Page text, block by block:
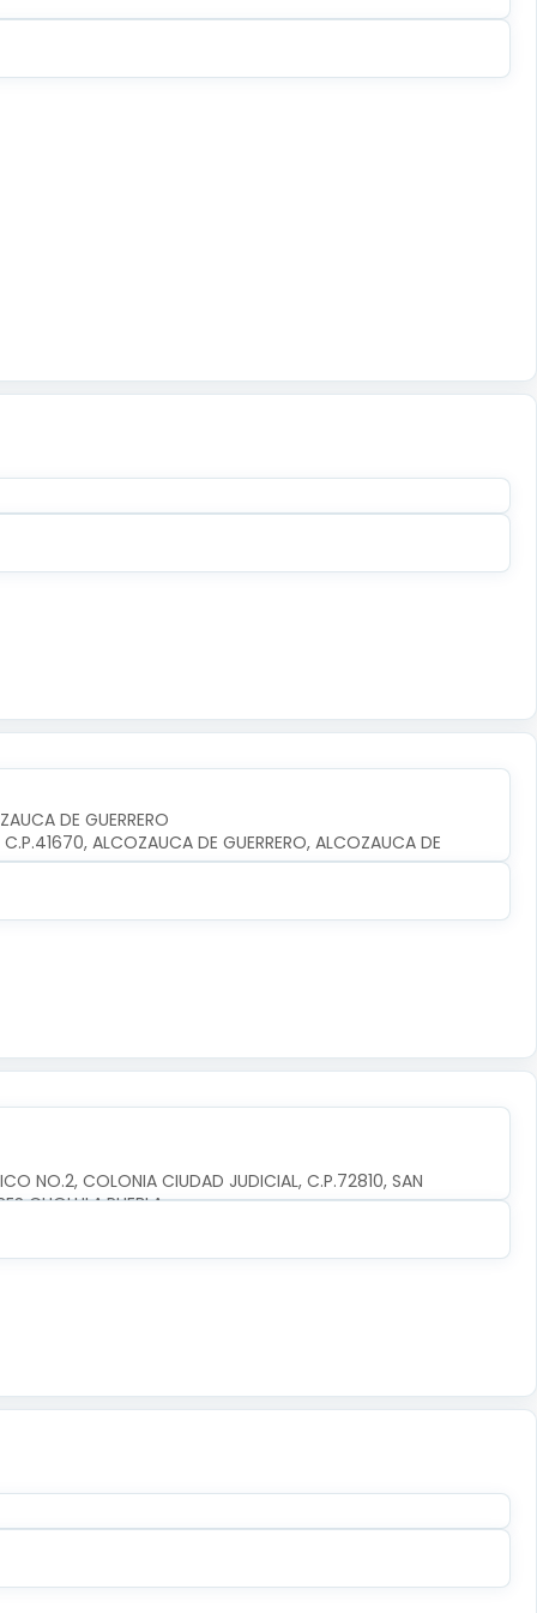
DE GUERRERO
C.P.41670, ALCOZAUCA DE GUERRERO, ALCOZAUCA DE
NO.2, COLONIA CIUDAD JUDICIAL, C.P.72810, SAN
CHOLULA,PUEBLA